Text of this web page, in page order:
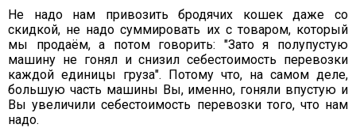
Не надо нам привозить бродячих кошек даже со
скидкой, не надо суммировать их с товаром, который
мы продаём, а потом говорить: "Зато я полупустую
машину не гонял и снизил себестоимость перевозки
каждой единицы груза". Потому что, на самом деле,
большую часть машины Вы, именно, гоняли впустую и
Вы увеличили себестоимость перевозки того, что нам
надо.